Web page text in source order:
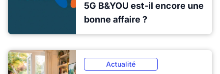
5G B&YOU est-il encore une
bonne affaire ?
Actualité